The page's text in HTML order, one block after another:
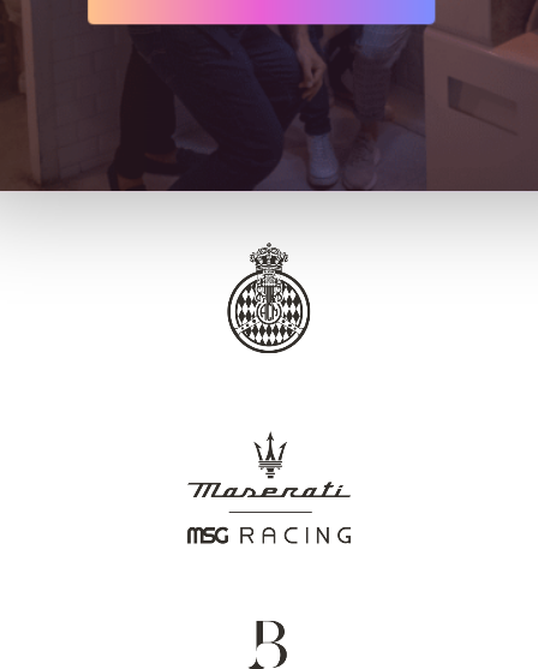
+ 177clients satisfaits
Merci à eux pour leur confiance